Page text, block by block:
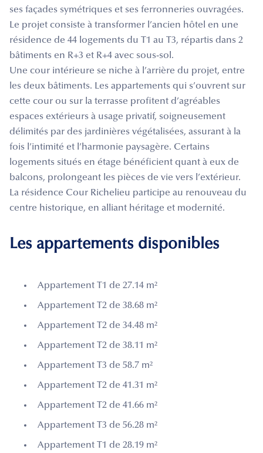
ses façades symétriques et ses ferronneries ouvragées.
Le projet consiste à transformer l’ancien hôtel en une
résidence de 44 logements du T1 au T3, répartis dans 2
bâtiments en R+3 et R+4 avec sous-sol.
Une cour intérieure se niche à l’arrière du projet, entre
les deux bâtiments. Les appartements qui s’ouvrent sur
cette cour ou sur la terrasse profitent d’agréables
espaces extérieurs à usage privatif, soigneusement
délimités par des jardinières végétalisées, assurant à la
fois l’intimité et l’harmonie paysagère. Certains
logements situés en étage bénéficient quant à eux de
balcons, prolongeant les pièces de vie vers l’extérieur.
La résidence Cour Richelieu participe au renouveau du
centre historique, en alliant héritage et modernité.
Les appartements disponibles
Appartement T1 de 27.14 m²
Appartement T2 de 38.68 m²
Appartement T2 de 34.48 m²
Appartement T2 de 38.11 m²
Appartement T3 de 58.7 m²
Appartement T2 de 41.31 m²
Appartement T2 de 41.66 m²
Appartement T3 de 56.28 m²
Appartement T1 de 28.19 m²